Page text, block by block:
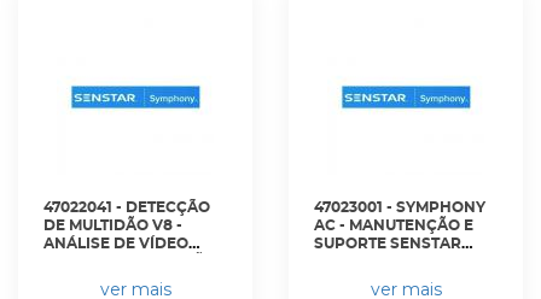
47022041 - DETECÇÃO
DE MULTIDÃO V8 -
ANÁLISE DE VÍDEO
ver mais
47023001 - SYMPHONY
AC - MANUTENÇÃO E
SUPORTE SENSTAR
S8MS4030-001 -
ver mais